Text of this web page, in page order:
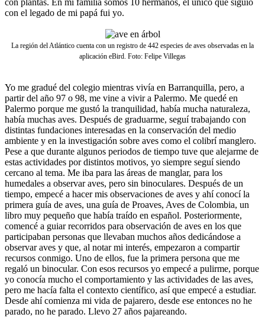
con plantas. En mi familia somos 10 hermanos, el único que siguió
con el legado de mi papá fui yo.
La región del Atlántico cuenta con un registro de 442 especies de aves observadas en la
aplicación eBird. Foto: Felipe Villegas
Yo me gradué del colegio mientras vivía en Barranquilla, pero, a
partir del año 97 o 98, me vine a vivir a Palermo. Me quedé en
Palermo porque me gustó la tranquilidad, había mucha naturaleza,
había muchas aves. Después de graduarme, seguí trabajando con
distintas fundaciones interesadas en la conservación del medio
ambiente y en la investigación sobre aves como el colibrí manglero.
Pese a que durante algunos periodos de tiempo tuve que alejarme de
estas actividades por distintos motivos, yo siempre seguí siendo
cercano al tema. Me iba para las áreas de manglar, para los
humedales a observar aves, pero sin binoculares. Después de un
tiempo, empecé a hacer mis observaciones de aves y ahí conocí la
primera guía de aves, una guía de Proaves, Aves de Colombia, un
libro muy pequeño que había traído en español. Posteriormente,
comencé a guiar recorridos para observación de aves en los que
participaban personas que llevaban muchos años dedicándose a
observar aves y que, al notar mi interés, empezaron a compartir
recursos conmigo. Uno de ellos, fue la primera persona que me
regaló un binocular. Con esos recursos yo empecé a pulirme, porque
yo conocía mucho el comportamiento y las actividades de las aves,
pero me hacía falta el contexto científico, así que empecé a estudiar.
Desde ahí comienza mi vida de pajarero, desde ese entonces no he
parado, no he parado. Llevo 27 años pajareando.